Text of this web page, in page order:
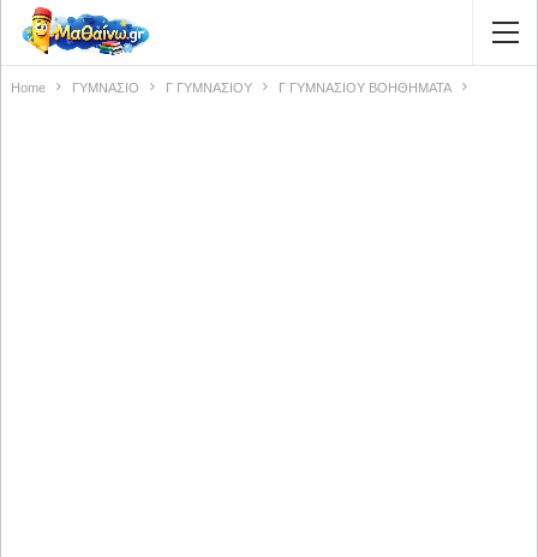
Home ΓΥΜΝΑΣΙΟ Γ ΓΥΜΝΑΣΙΟΥ Γ ΓΥΜΝΑΣΙΟΥ ΒΟΗΘΗΜΑΤΑ